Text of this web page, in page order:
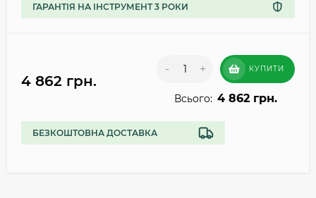
ГАРАНТІЯ НА ІНСТРУМЕНТ 3 РОКИ
4 862 грн.
- + КУПИТИ
Всього: 4 862 грн.
БЕЗКОШТОВНА ДОСТАВКА